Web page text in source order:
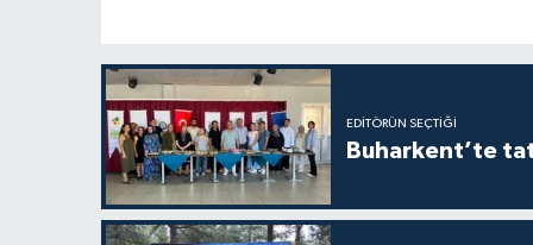
EDITÖRÜN SEÇTIĞI
Buharkent’te